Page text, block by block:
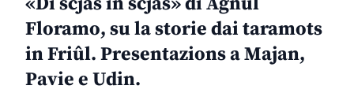
Floramo, su la storie dai taramots
in Friûl. Presentazions a Majan,
Pavie e Udin.